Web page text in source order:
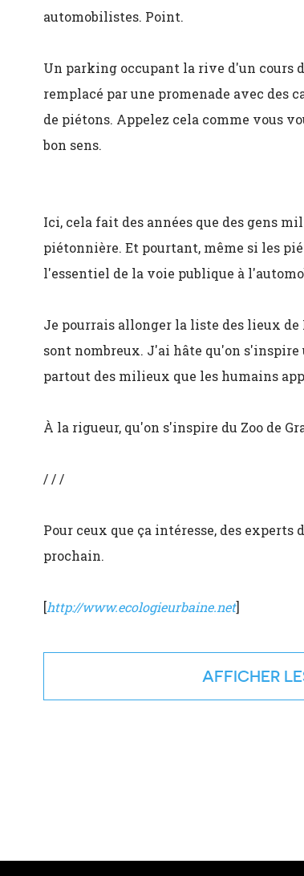
automobilistes. Point.
Un parking occupant la rive d'un cours
remplacé par une promenade avec des
de piétons. Appelez cela comme vous
bon sens.
Ici, cela fait des années que des gens
piétonnière. Et pourtant, même si les
l'essentiel de la voie publique à
Je pourrais allonger la liste des lieux
sont nombreux. J'ai hâte qu'on s'inspire
partout des milieux que les humains
À la rigueur, qu'on s'inspire du Zoo de
/ / /
Pour ceux que ça intéresse, des
prochain.
[http://www.ecologieurbaine.net]